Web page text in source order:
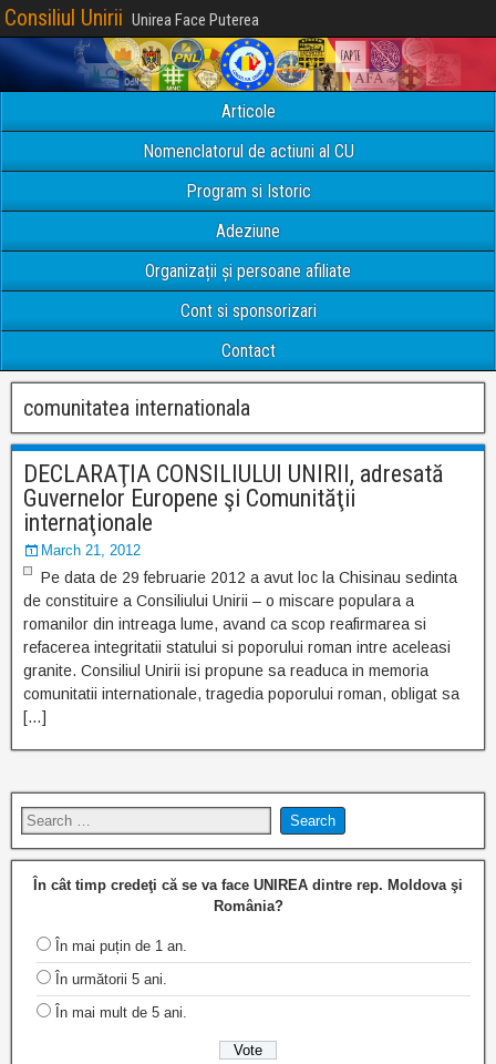
Consiliul Unirii Unirea Face Puterea
Articole
Nomenclatorul de actiuni al CU
Program si Istoric
Adeziune
Organizații și persoane afiliate
Cont si sponsorizari
Contact
comunitatea internationala
DECLARAŢIA CONSILIULUI UNIRII, adresată
Guvernelor Europene şi Comunităţii
internaţionale
March 21, 2012
Pe data de 29 februarie 2012 a avut loc la Chisinau sedinta
de constituire a Consiliului Unirii – o miscare populara a
romanilor din intreaga lume, avand ca scop reafirmarea si
refacerea integritatii statului si poporului roman intre aceleasi
granite. Consiliul Unirii isi propune sa readuca in memoria
comunitatii internationale, tragedia poporului roman, obligat sa
[…]
În cât timp credeţi că se va face UNIREA dintre rep. Moldova şi
România?
În mai puțin de 1 an.
În următorii 5 ani.
În mai mult de 5 ani.